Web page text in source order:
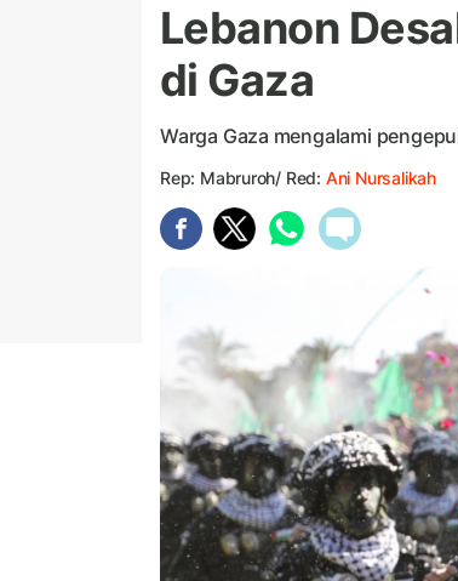
Lebanon
di Gaza
Warga Gaza mengalami
Rep: Mabruroh/ Red: Ani Nursalikah